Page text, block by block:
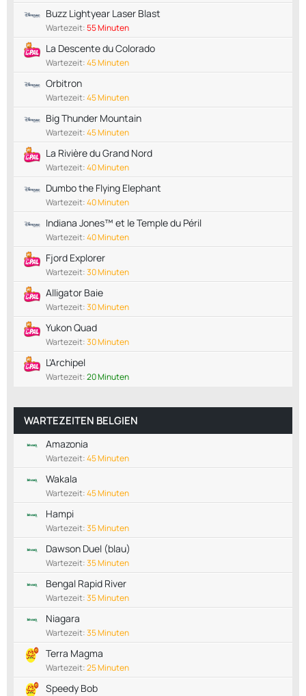
Buzz Lightyear Laser Blast
Wartezeit:55 Minuten
La Descente du Colorado
Wartezeit:45 Minuten
Orbitron
Wartezeit:45 Minuten
Big Thunder Mountain
Wartezeit:45 Minuten
La Rivière du Grand Nord
Wartezeit:40 Minuten
Dumbo the Flying Elephant
Wartezeit:40 Minuten
Indiana Jones™ et le Temple du Péril
Wartezeit:40 Minuten
Fjord Explorer
Wartezeit:30 Minuten
Alligator Baie
Wartezeit:30 Minuten
Yukon Quad
Wartezeit:30 Minuten
L'Archipel
Wartezeit:20 Minuten
WARTEZEITEN BELGIEN
Amazonia
Wartezeit:45 Minuten
Wakala
Wartezeit:45 Minuten
Hampi
Wartezeit:35 Minuten
Dawson Duel (blau)
Wartezeit:35 Minuten
Bengal Rapid River
Wartezeit:35 Minuten
Niagara
Wartezeit:35 Minuten
Terra Magma
Wartezeit:25 Minuten
Speedy Bob